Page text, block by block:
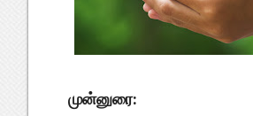
முன்னுரை: